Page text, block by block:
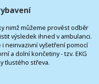
nimž můžeme provést odběr
výsledek ihned v ambulanci.
i neinvazivní vyšetření pomocí
a dolní končetiny - tzv. EKG
tlustého střeva.